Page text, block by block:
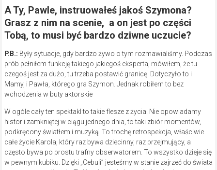
A Ty, Pawle, instruowałeś jakoś Szymona?
Grasz z nim na scenie, a on jest po części
Tobą, to musi być bardzo dziwne uczucie?
P.B.: Były sytuacje, gdy bardzo żywo o tym rozmawialiśmy. Podczas
prób pełniłem funkcję takiego jakiegoś eksperta, mówiłem, że tu
czegoś jest za dużo, tu trzeba postawić granicę. Dotyczyło to i
Mamy, i Pawła, którego gra Szymon. Jednak robiłem to bez
wchodzenia w buty aktorskie
W ogóle cały ten spektakl to takie flesze z życia. Nie opowiadamy
historii zamkniętej w ciągu jednego dnia, to taki zbiór momentów,
podkręcony światłem i muzyką. To trochę retrospekcja, właściwie
całe życie Karola, który raz bywa dziecinny, raz przejmujący, a
często bywa po prostu trafny obserwatorem. To wszystko dzieje się
w pewnym kubiku. Dzięki „Cebuli” jesteśmy w stanie zajrzeć do świata